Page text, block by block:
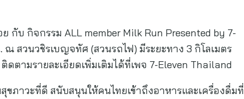
บ กิจกรรม ALL member Milk Run Presented by 7-
ณ สวนวชิรเบญจทัศ (สวนรถไฟ) มีระยะทาง 3 กิโลเมตร
ดตามรายละเอียดเพิ่มเติมได้ที่เพจ 7-Eleven Thailand
ขภาวะที่ดี สนับสนุนให้คนไทยเข้าถึงอาหารและเครื่องดื่มที่